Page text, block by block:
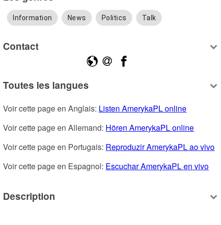
Information News Politics Talk
Contact
Toutes les langues
Voir cette page en Anglais: Listen AmerykaPL online
Voir cette page en Allemand: Hören AmerykaPL online
Voir cette page en Portugais: Reproduzir AmerykaPL ao vivo
Voir cette page en Espagnol: Escuchar AmerykaPL en vivo
Description